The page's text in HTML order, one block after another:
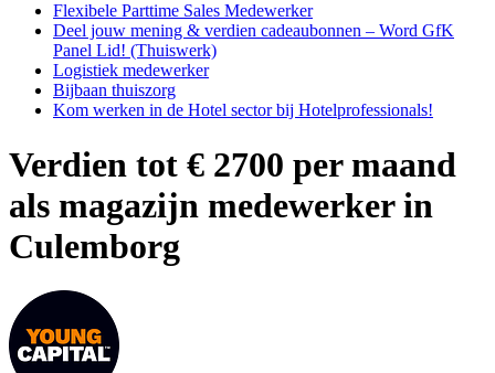
Flexibele Parttime Sales Medewerker
Deel jouw mening & verdien cadeaubonnen – Word GfK
Panel Lid! (Thuiswerk)
Logistiek medewerker
Bijbaan thuiszorg
Kom werken in de Hotel sector bij Hotelprofessionals!
Verdien tot € 2700 per maand
als magazijn medewerker in
Culemborg